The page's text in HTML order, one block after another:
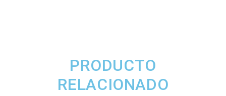
PRODUCTO
RELACIONADO